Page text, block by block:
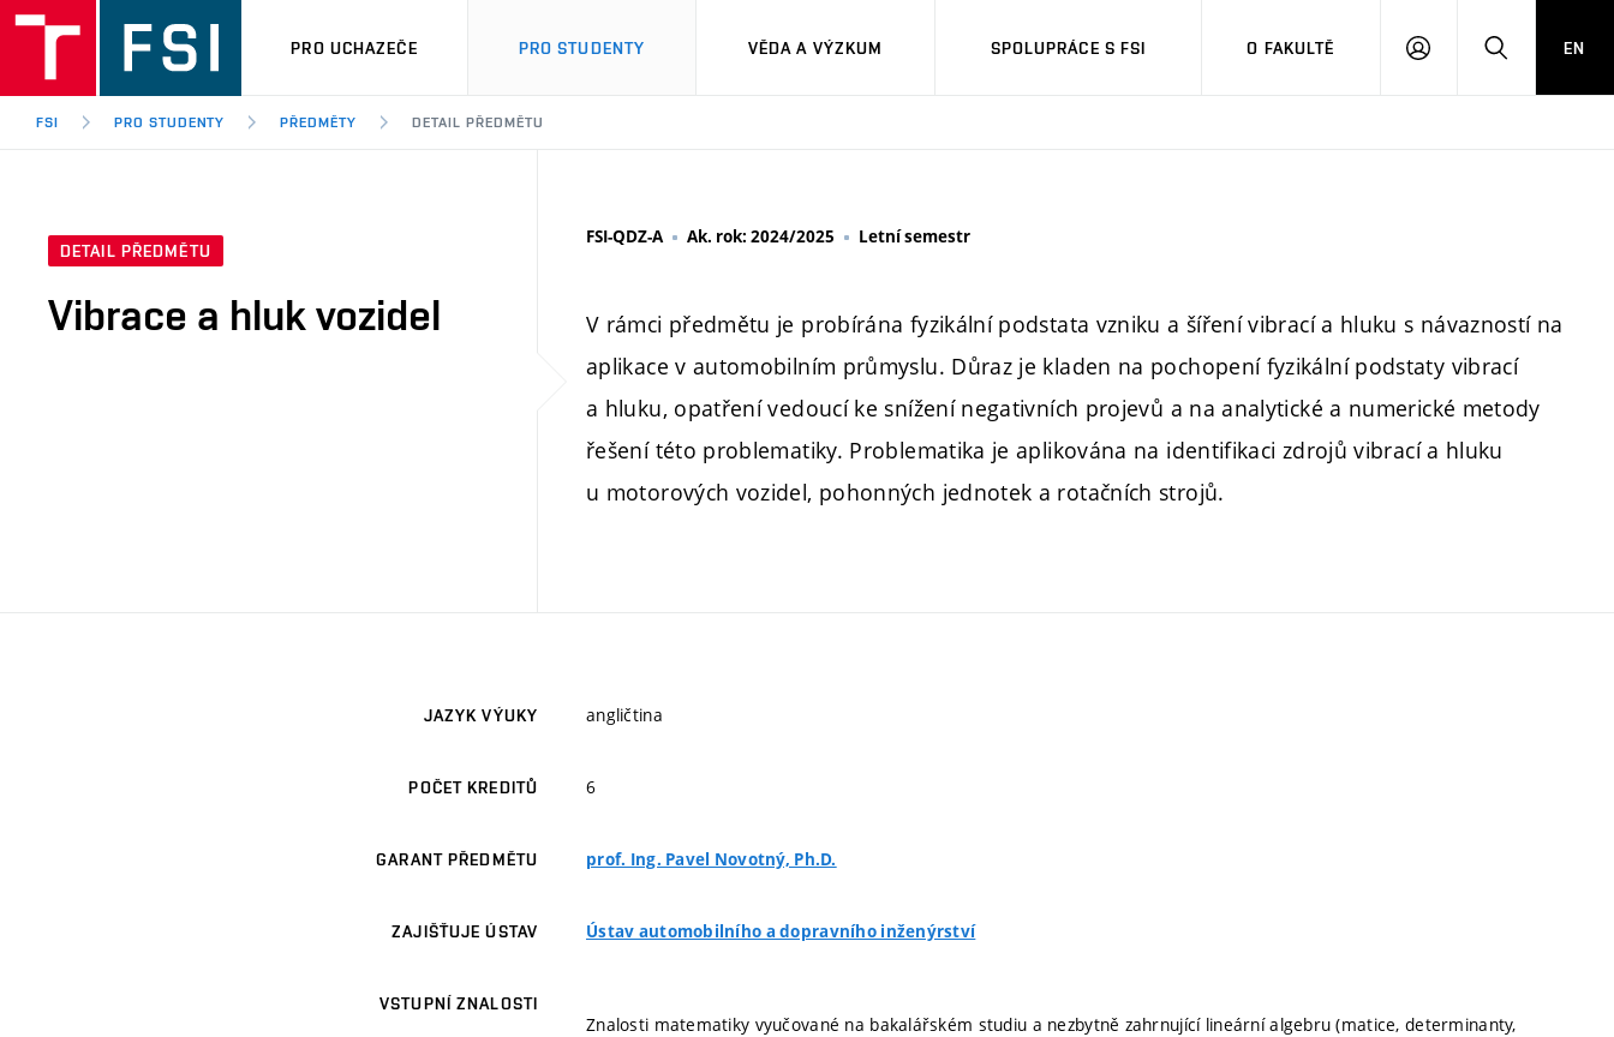
PRO UCHAZEČE PRO STUDENTY VĚDA A VÝZKUM SPOLUPRÁCE S FSI O FAKULTĚ
PŘIHLÁŠENÍHLEDAT
EN
FSI PRO STUDENTY PŘEDMĚTY DETAIL PŘEDMĚTU
DETAIL PŘEDMĚTU
Vibrace a hluk vozidel
FSI-QDZ-A Ak. rok: 2024/2025 Letní semestr
V rámci předmětu je probírána fyzikální podstata vzniku a šíření vibrací a hluku s návazností na
aplikace v automobilním průmyslu. Důraz je kladen na pochopení fyzikální podstaty vibrací
a hluku, opatření vedoucí ke snížení negativních projevů a na analytické a numerické metody
řešení této problematiky. Problematika je aplikována na identifikaci zdrojů vibrací a hluku
u motorových vozidel, pohonných jednotek a rotačních strojů.
JAZYK VÝUKY angličtina
POČET KREDITŮ 6
GARANT PŘEDMĚTU prof. Ing. Pavel Novotný, Ph.D.
ZAJIŠŤUJE ÚSTAV Ústav automobilního a dopravního inženýrství
VSTUPNÍ ZNALOSTI
Znalosti matematiky vyučované na bakalářském studiu a nezbytně zahrnující lineární algebru (matice, determinanty,